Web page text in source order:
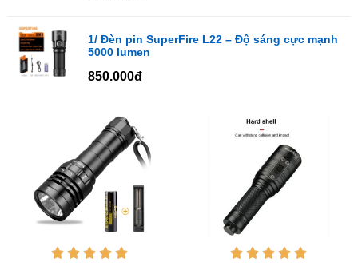
1/ Đèn pin SuperFire L22 – Độ sáng cực mạnh
5000 lumen
850.000đ
         